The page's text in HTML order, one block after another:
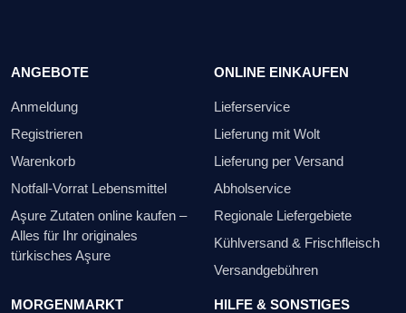
ANGEBOTE
Anmeldung
Registrieren
Warenkorb
Notfall-Vorrat Lebensmittel
Aşure Zutaten online kaufen –
Alles für Ihr originales
türkisches Aşure
ONLINE EINKAUFEN
Lieferservice
Lieferung mit Wolt
Lieferung per Versand
Abholservice
Regionale Liefergebiete
Kühlversand & Frischfleisch
Versandgebühren
MORGENMARKT HILFE & SONSTIGES